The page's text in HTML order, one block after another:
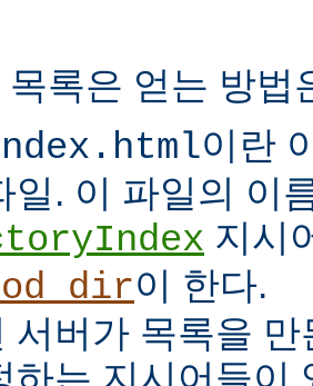
목록은 얻는 방법
이란
일. 이 파일의 이
지시
이 한다.
서버가 목록을